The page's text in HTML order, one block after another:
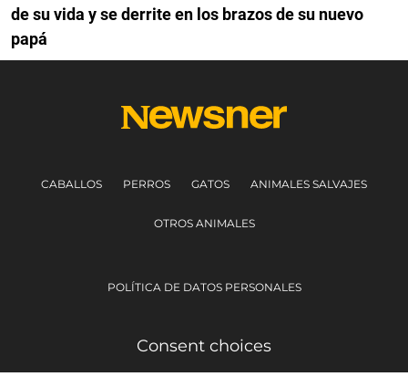
de su vida y se derrite en los brazos de su nuevo
papá
CABALLOS PERROS GATOS ANIMALES SALVAJES
OTROS ANIMALES
POLÍTICA DE DATOS PERSONALES
Consent choices